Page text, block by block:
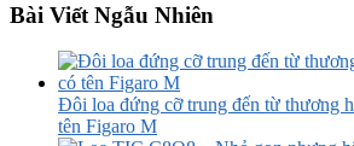
Bài Viết Ngẫu Nhiên
Đôi loa đứng cỡ trung đến từ thương
tên Figaro M